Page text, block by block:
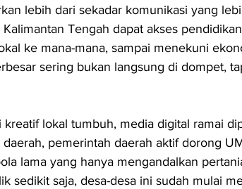
lebih dari sekadar komunikasi yang
Tengah dapat akses
ke mana-mana, sampai menekuni
sering bukan langsung di dompet,
kreatif lokal tumbuh, media digital ramai
pemerintah daerah aktif dorong
lama yang hanya mengandalkan
sedikit saja, desa-desa ini sudah mulai